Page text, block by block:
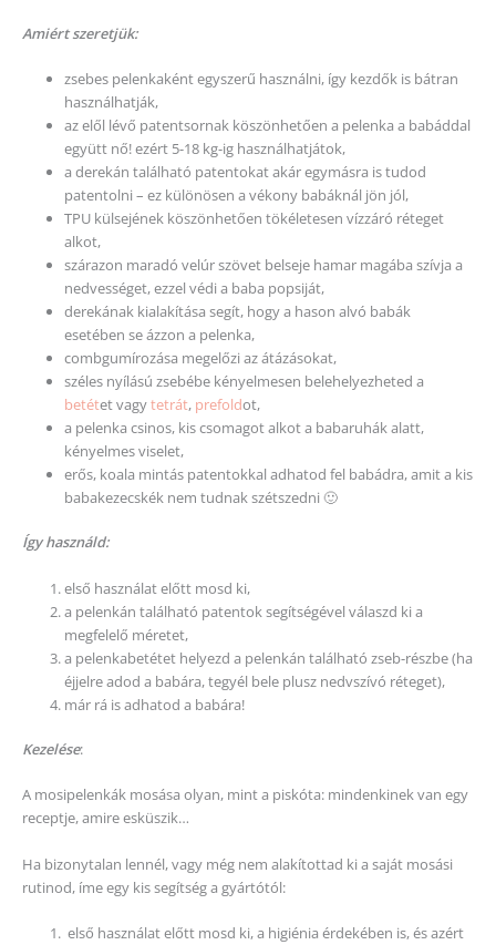
Amiért szeretjük:
zsebes pelenkaként egyszerű használni, így kezdők is bátran
használhatják,
az elől lévő patentsornak köszönhetően a pelenka a babáddal
együtt nő! ezért 5-18 kg-ig használhatjátok,
a derekán található patentokat akár egymásra is tudod
patentolni – ez különösen a vékony babáknál jön jól,
TPU külsejének köszönhetően tökéletesen vízzáró réteget
alkot,
szárazon maradó velúr szövet belseje hamar magába szívja a
nedvességet, ezzel védi a baba popsiját,
derekának kialakítása segít, hogy a hason alvó babák
esetében se ázzon a pelenka,
combgumírozása megelőzi az átázásokat,
széles nyílású zsebébe kényelmesen belehelyezheted a
betétet vagytetrát, prefoldot,
a pelenka csinos, kis csomagot alkot a babaruhák alatt,
kényelmes viselet,
erős, koala mintás patentokkal adhatod fel babádra, amit a kis
babakezecskék nem tudnak szétszedni 🙂
Így használd:
első használat előtt mosd ki,
a pelenkán található patentok segítségével válaszd ki a
megfelelő méretet,
a pelenkabetétet helyezd a pelenkán található zseb-részbe (ha
éjjelre adod a babára, tegyél bele plusz nedvszívó réteget),
már rá is adhatod a babára!
Kezelése:
A mosipelenkák mosása olyan, mint a piskóta: mindenkinek van egy
receptje, amire esküszik…
Ha bizonytalan lennél, vagy még nem alakítottad ki a saját mosási
rutinod, íme egy kis segítség a gyártótól:
első használat előtt mosd ki, a higiénia érdekében is, és azért